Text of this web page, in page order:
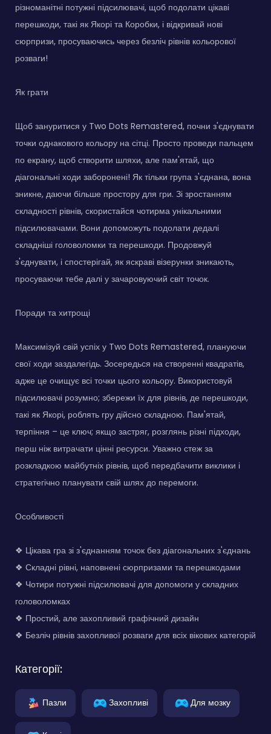
різноманітні потужні підсилювачі, щоб подолати цікаві
перешкоди, такі як Якорі та Коробки, і відкривай нові
сюрпризи, просуваючись через безліч рівнів кольорової
розваги!
Як грати
Щоб зануритися у Two Dots Remastered, почни з'єднувати
точки однакового кольору на сітці. Просто проведи пальцем
по екрану, щоб створити шляхи, але пам'ятай, що
діагональні ходи заборонені! Як тільки група з'єднана, вона
зникне, даючи більше простору для гри. Зі зростанням
складності рівнів, скористайся чотирма унікальними
підсилювачами. Вони допоможуть подолати дедалі
складніші головоломки та перешкоди. Продовжуй
з'єднувати, і спостерігай, як яскраві візерунки зникають,
просуваючи тебе далі у зачаровуючий світ точок.
Поради та хитрощі
Максимізуй свій успіх у Two Dots Remastered, плануючи
свої ходи заздалегідь. Зосередься на створенні квадратів,
адже це очищує всі точки цього кольору. Використовуй
підсилювачі розумно; збережи їх для рівнів, де перешкоди,
такі як Якорі, роблять гру дійсно складною. Пам'ятай,
терпіння – це ключ; якщо застряг, розглянь різні підходи,
перш ніж витрачати цінні ресурси. Уважно стеж за
розкладкою майбутніх рівнів, щоб передбачити виклики і
стратегічно планувати свій шлях до перемоги.
Особливості
❖ Цікава гра зі з'єднанням точок без діагональних з'єднань
❖ Складні рівні, наповнені сюрпризами та перешкодами
❖ Чотири потужні підсилювачі для допомоги у складних
головоломках
❖ Простий, але захопливий графічний дизайн
❖ Безліч рівнів захопливої розваги для всіх вікових категорій
Категорії:
Пазли Захопливі Для мозку